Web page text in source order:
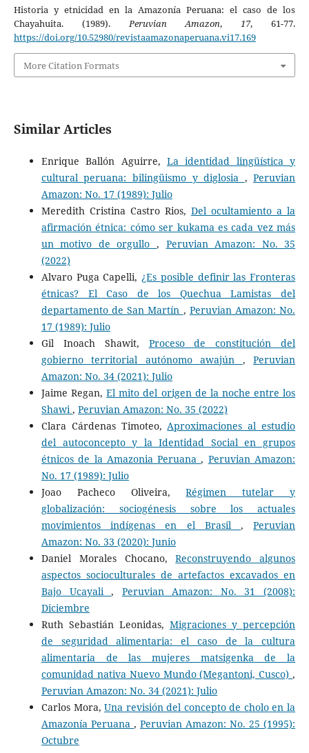
Historia y etnicidad en la Amazonía Peruana: el caso de los
Chayahuita. (1989).Peruvian Amazon,17, 61-77.
https://doi.org/10.52980/revistaamazonaperuana.vi17.169
More Citation Formats
Similar Articles
Enrique Ballón Aguirre, La identidad lingüística y
cultural peruana: bilingüismo y diglosia ,Peruvian
Amazon: No. 17 (1989): Julio
Meredith Cristina Castro Rios,Del ocultamiento a la
afirmación étnica: cómo ser kukama es cada vez más
un motivo de orgullo , Peruvian Amazon: No. 35
(2022)
Alvaro Puga Capelli,¿Es posible definir las Fronteras
étnicas? El Caso de los Quechua Lamistas del
departamento de San Martín , Peruvian Amazon: No.
17 (1989): Julio
Gil Inoach Shawit, Proceso de constitución del
gobierno territorial autónomo awajún ,Peruvian
Amazon: No. 34 (2021): Julio
Jaime Regan,El mito del origen de la noche entre los
Shawi, Peruvian Amazon: No. 35 (2022)
Clara Cárdenas Timoteo,Aproximaciones al estudio
del autoconcepto y la Identidad Social en grupos
étnicos de la Amazonia Peruana, Peruvian Amazon:
No. 17 (1989): Julio
Joao Pacheco Oliveira,Régimen tutelar y
globalización: sociogénesis sobre los actuales
movimientos indígenas en el Brasil ,Peruvian
Amazon: No. 33 (2020): Junio
Daniel Morales Chocano,Reconstruyendo algunos
aspectos socioculturales de artefactos excavados en
Bajo Ucayali, Peruvian Amazon: No. 31 (2008):
Diciembre
Ruth Sebastián Leonidas,Migraciones y percepción
de seguridad alimentaria: el caso de la cultura
alimentaria de las mujeres matsigenka de la
comunidad nativa Nuevo Mundo (Megantoni, Cusco),
Peruvian Amazon: No. 34 (2021): Julio
Carlos Mora,Una revisión del concepto de cholo en la
Amazonía Peruana ,Peruvian Amazon: No. 25 (1995):
Octubre